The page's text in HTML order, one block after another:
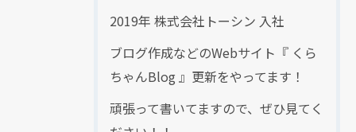
2019年 株式会社トーシン 入社
ブログ作成などのWebサイト『 くら
ちゃんBlog 』更新をやってます！
頑張って書いてますので、ぜひ見てく